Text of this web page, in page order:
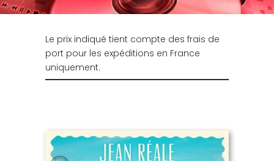
Le prix indiqué tient compte des frais de
port pour les expéditions en France
uniquement.